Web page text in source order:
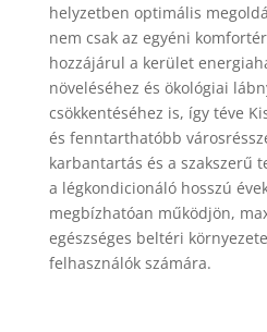
helyzetben optimális
nem csak az egyéni
hozzájárul a kerület
növeléséhez és ökológiai
csökkentéséhez is, így téve
és fenntarthatóbb
karbantartás és a szakszerű
a légkondicionáló hosszú
megbízhatóan működjön,
egészséges beltéri
felhasználók számára.